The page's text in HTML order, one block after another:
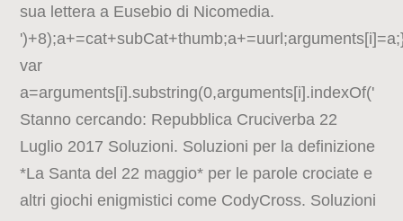
sua lettera a Eusebio di Nicomedia.
var
a=arguments[i].substring(0,arguments[i].indexOf('
Stanno cercando: Repubblica Cruciverba 22
Luglio 2017 Soluzioni. Soluzioni per la definizione
*La Santa del 22 maggio* per le parole crociate e
altri giochi enigmistici come CodyCross. Soluzioni